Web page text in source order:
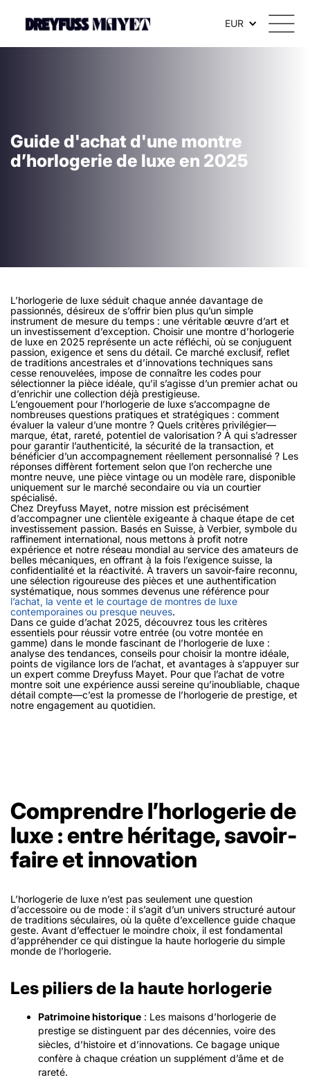
EUR
Guide d'achat d'une montre
d’horlogerie de luxe en 2025
L’horlogerie de luxe séduit chaque année davantage de
passionnés, désireux de s’offrir bien plus qu’un simple
instrument de mesure du temps : une véritable œuvre d’art et
un investissement d’exception. Choisir une montre d’horlogerie
de luxe en 2025 représente un acte réfléchi, où se conjuguent
passion, exigence et sens du détail. Ce marché exclusif, reflet
de traditions ancestrales et d’innovations techniques sans
cesse renouvelées, impose de connaître les codes pour
sélectionner la pièce idéale, qu’il s’agisse d’un premier achat ou
d’enrichir une collection déjà prestigieuse.
L’engouement pour l’horlogerie de luxe s’accompagne de
nombreuses questions pratiques et stratégiques : comment
évaluer la valeur d’une montre ? Quels critères privilégier—
marque, état, rareté, potentiel de valorisation ? À qui s’adresser
pour garantir l’authenticité, la sécurité de la transaction, et
bénéficier d’un accompagnement réellement personnalisé ? Les
réponses diffèrent fortement selon que l’on recherche une
montre neuve, une pièce vintage ou un modèle rare, disponible
uniquement sur le marché secondaire ou via un courtier
spécialisé.
Chez Dreyfuss Mayet, notre mission est précisément
d’accompagner une clientèle exigeante à chaque étape de cet
investissement passion. Basés en Suisse, à Verbier, symbole du
raffinement international, nous mettons à profit notre
expérience et notre réseau mondial au service des amateurs de
belles mécaniques, en offrant à la fois l’exigence suisse, la
confidentialité et la réactivité. À travers un savoir-faire reconnu,
une sélection rigoureuse des pièces et une authentification
systématique, nous sommes devenus une référence pour
l’achat, la vente et le courtage de montres de luxe
contemporaines ou presque neuves.
Dans ce guide d’achat 2025, découvrez tous les critères
essentiels pour réussir votre entrée (ou votre montée en
gamme) dans le monde fascinant de l’horlogerie de luxe :
analyse des tendances, conseils pour choisir la montre idéale,
points de vigilance lors de l’achat, et avantages à s’appuyer sur
un expert comme Dreyfuss Mayet. Pour que l’achat de votre
montre soit une expérience aussi sereine qu’inoubliable, chaque
détail compte—c’est la promesse de l’horlogerie de prestige, et
notre engagement au quotidien.
Comprendre l’horlogerie de
luxe : entre héritage, savoir-
faire et innovation
L’horlogerie de luxe n’est pas seulement une question
d’accessoire ou de mode : il s’agit d’un univers structuré autour
de traditions séculaires, où la quête d’excellence guide chaque
geste. Avant d’effectuer le moindre choix, il est fondamental
d’appréhender ce qui distingue la haute horlogerie du simple
monde de l’horlogerie.
Les piliers de la haute horlogerie
Patrimoine historique : Les maisons d’horlogerie de
prestige se distinguent par des décennies, voire des
siècles, d’histoire et d’innovations. Ce bagage unique
confère à chaque création un supplément d’âme et de
rareté.